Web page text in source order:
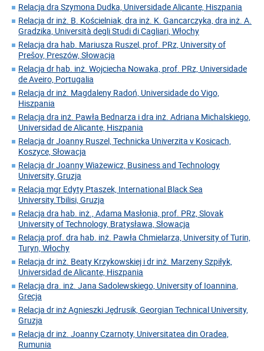
Relacja dra Szymona Dudka, Universidade Alicante, Hiszpania
Relacja dr inż. B. Kościelniak, dra inż. K. Gancarczyka, dra inż. A.
Gradzika, Università degli Studi di Cagliari, Włochy
Relacja dra hab. Mariusza Ruszel, prof. PRz, University of
Prešov, Preszów, Słowacja
Relacja dr hab. inż. Wojciecha Nowaka, prof. PRz, Universidade
de Aveiro, Portugalia
Relacja dr inż. Magdaleny Radoń, Universidade do Vigo,
Hiszpania
Relacja dra inż. Pawła Bednarza i dra inż. Adriana Michalskiego,
Universidad de Alicante, Hiszpania
Relacja dr Joanny Ruszel, Technicka Univerzita v Kosicach,
Koszyce, Słowacja
Relacja dr Joanny Wiażewicz, Business and Technology
University, Gruzja
Relacja mgr Edyty Ptaszek, International Black Sea
University.Tbilisi, Gruzja
Relacja dra hab. inż., Adama Masłonia, prof. PRz, Slovak
University of Technology, Bratysława, Słowacja
Relacja prof. dra hab. inż. Pawła Chmielarza, University of Turin,
Turyn, Włochy
Relacja dr inż. Beaty Krzykowskiej i dr inż. Marzeny Szpiłyk,
Universidad de Alicante, Hiszpania
Relacja dra. inż. Jana Sadolewskiego, University of Ioannina,
Grecja
Relacja dr inż Agnieszki Jędrusik, Georgian Technical University,
Gruzja
Relacja dr inż. Joanny Czarnoty, Universitatea din Oradea,
Rumunia